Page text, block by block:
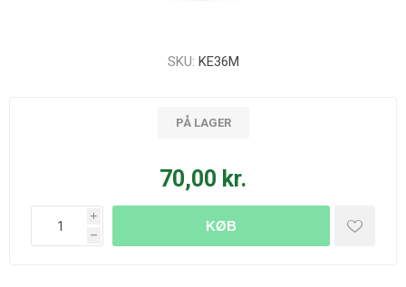
SKU: KE36M
PÅ LAGER
70,00 kr.
i
h
KØB